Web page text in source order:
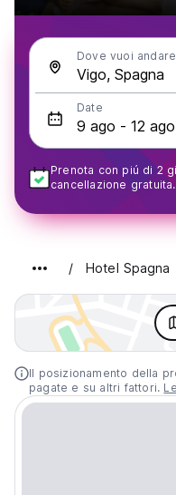
Dove vuoi
Date
Prenota con piú di 2
cancellazione gratuita.
Hotel Spagna
Il posizionamento della
pagate e su altri fattori.